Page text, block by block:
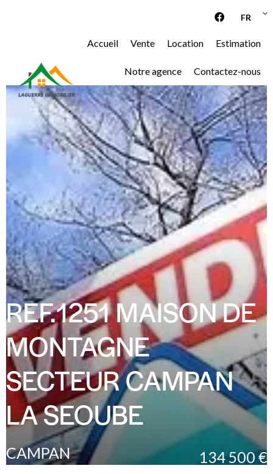
FR
Accueil Vente Location Estimation
Notre agence Contactez-nous
REF.1251 MAISON DE
MONTAGNE
SECTEUR CAMPAN
LA SEOUBE
CAMPAN 134 500 €